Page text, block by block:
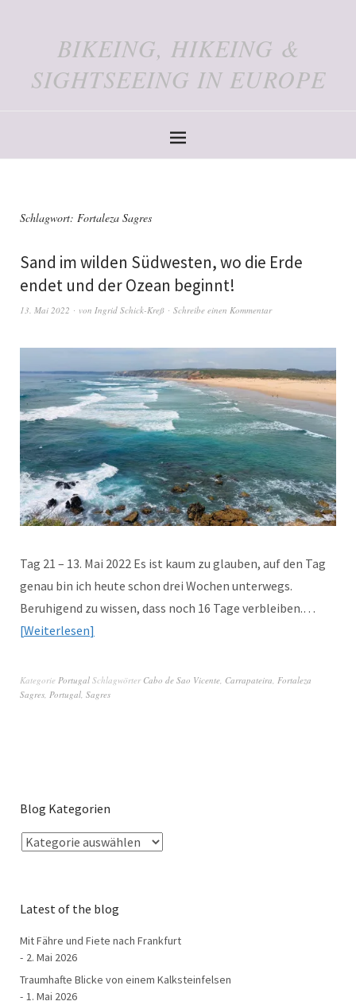
BIKEING, HIKEING &
SIGHTSEEING IN EUROPE
Schlagwort: Fortaleza Sagres
Sand im wilden Südwesten, wo die Erde
endet und der Ozean beginnt!
13. Mai 2022 von Ingrid Schick-Kreß Schreibe einen Kommentar
Tag 21 – 13. Mai 2022 Es ist kaum zu glauben, auf den Tag
genau bin ich heute schon drei Wochen unterwegs.
Beruhigend zu wissen, dass noch 16 Tage verbleiben.…
Weiterlesen
Kategorie Portugal Schlagwörter Cabo de Sao Vicente Carrapateira Fortaleza
Sagres Portugal Sagres
Blog Kategorien
Latest of the blog
Mit Fähre und Fiete nach Frankfurt
2. Mai 2026
Traumhafte Blicke von einem Kalksteinfelsen
1. Mai 2026